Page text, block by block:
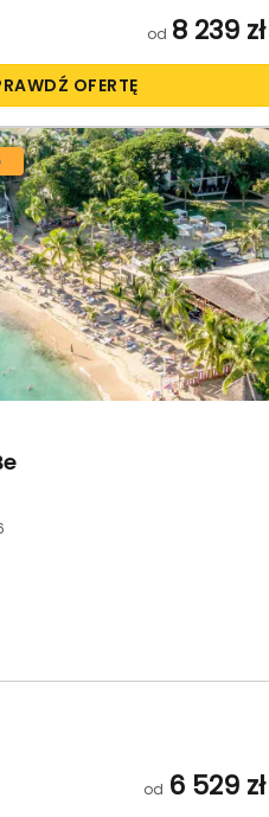
od 8 239 zł
OFERTĘ
od 6 529 zł